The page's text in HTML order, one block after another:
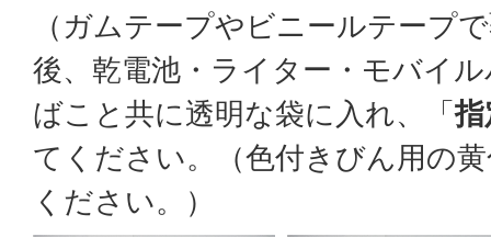
（ガムテープやビニールテープ
後、乾電池・ライター・モバイ
ばこと共に透明な袋に入れ、「
てください。（色付きびん用の
ください。）